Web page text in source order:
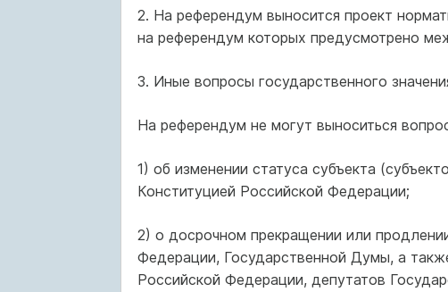
2. На референдум выносится проект
на референдум которых предусмотрено
3. Иные вопросы государственного
На референдум не могут выноситься
1) об изменении статуса субъекта
Конституцией Российской Федерации;
2) о досрочном прекращении или
Федерации, Государственной Думы, а
Российской Федерации, депутатов